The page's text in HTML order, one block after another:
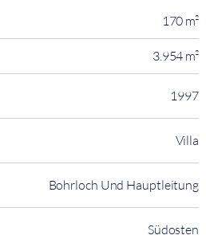
170 m²
3.954 m²
1997
Villa
Bohrloch Und Hauptleitung
Südosten